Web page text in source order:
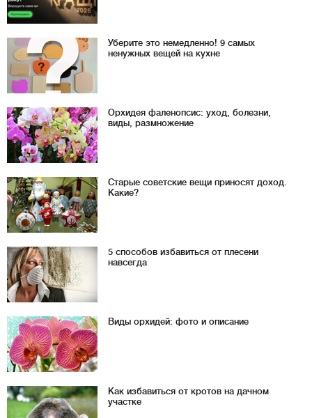
Уберите это немедленно! 9 самых
ненужных вещей на кухне
Орхидея фаленопсис: уход, болезни,
виды, размножение
Старые советские вещи приносят доход.
Какие?
5 способов избавиться от плесени
навсегда
Виды орхидей: фото и описание
Как избавиться от кротов на дачном
участке